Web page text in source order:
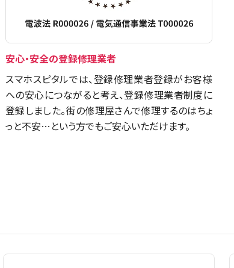
安心・安全の登録修理業者
スマホスピタルでは、登録修理業者登録がお客様
への安心につながると考え、登録修理業者制度に
登録しました。街の修理屋さんで修理するのはちょ
っと不安…という方でもご安心いただけます。